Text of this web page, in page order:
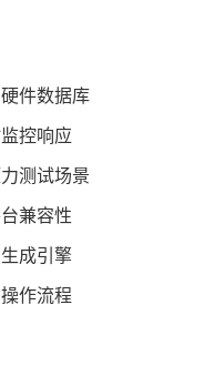
件数据库
控响应
测试场景
兼容性
成引擎
作流程